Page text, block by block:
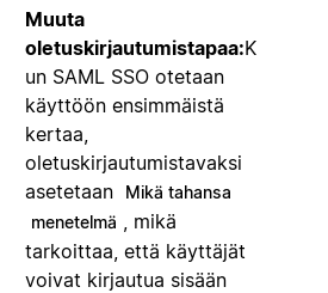
Muuta
oletuskirjautumistapaa:K
un SAML SSO otetaan
käyttöön ensimmäistä
kertaa,
oletuskirjautumistavaksi
asetetaan
Mikä tahansa
menetelmä
, mikä
tarkoittaa, että käyttäjät
voivat kirjautua sisään